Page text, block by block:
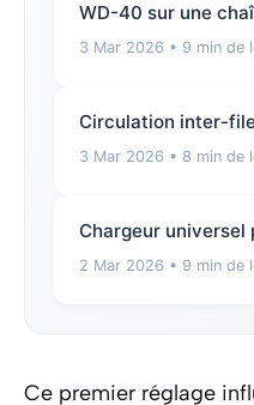
WD-40 sur une
3 Mar 2026 • 9 min de
Circulation inter-
3 Mar 2026 • 8 min de
Chargeur universel
2 Mar 2026 • 9 min de
Ce premier réglage